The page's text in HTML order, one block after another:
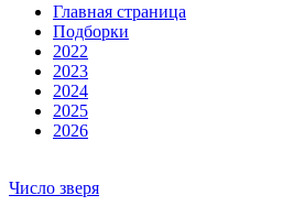
Глав­ная стра­ни­ца
Подборки
2022
2023
2024
2025
2026
Число зверя